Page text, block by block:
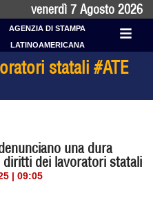
venerdì 7 Agosto 2026
AGENZIA DI STAMPA
LATINOAMERICANA
statali #ATE
una dura
diritti dei lavoratori statali
| 09:05